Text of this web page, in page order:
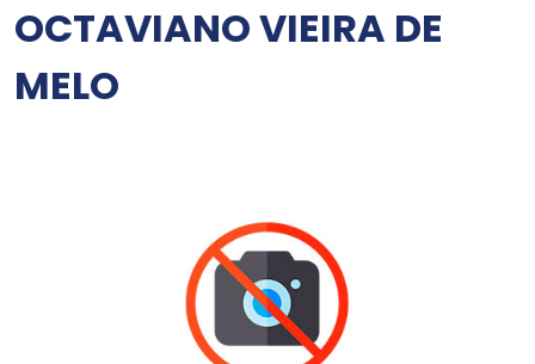
OCTAVIANO VIEIRA DE
MELO